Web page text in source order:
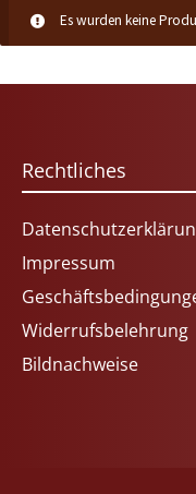
Es wurden keine
Rechtliches
Impressum
Widerrufsbelehrung
Bildnachweise